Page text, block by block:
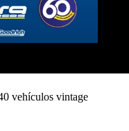
vehículos vintage